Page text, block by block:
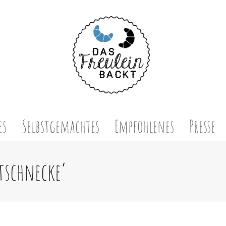
Selbstgemachtes Empfohlenes Presse